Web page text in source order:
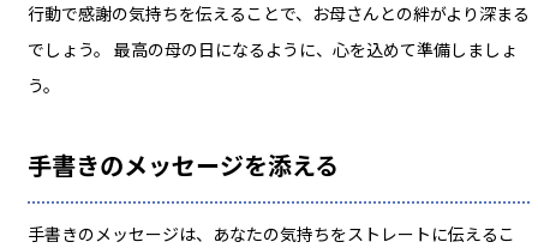
行動で感謝の気持ちを伝えることで、お母さんとの絆がより深まる
でしょう。 最高の母の日になるように、心を込めて準備しましょ
う。
手書きのメッセージを添える
手書きのメッセージは、あなたの気持ちをストレートに伝えるこ